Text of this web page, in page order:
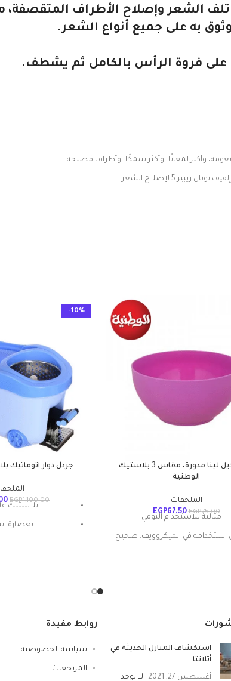
الشعر وإصلاح الأطراف المتقصفة،
به على جميع أنواع الشعر.
على فروة الرأس بالكامل ثم يشطف.
5 لإصلاح الشعر.
بولة موديل لينا مدورة، مقاس 3 بلاستيك –
الوطنية
الملحقات
EGP75.00
EGP67.50
مثالية للاستخدام اليومي
استخدامه في الميكروويف: صحيح
-10%
جردل دوار اتوماتيك
EGP1,100.00
بلاستيك
بعصارة
استكشاف المنازل الحديثة في
أتلانتا
أغسطس 27, 2021 لا توجد
روابط مفيدة
سياسة الخصوصية
المرتجعات